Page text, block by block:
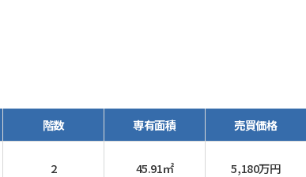
階数 専有面積 売買価格
2 45.91㎡ 5,180万円